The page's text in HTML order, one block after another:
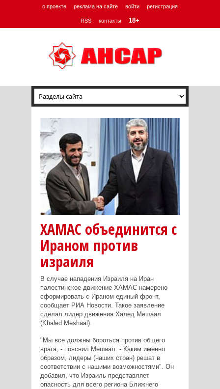
о проекте реклама на сайте войти регистрация
RSS контакты 18+
ХАМАС объединится с
Ираном против
израиля
В случае нападения Израиля на Иран
палестинское движение ХАМАС намерено
сформировать с Ираном единый фронт,
сообщает РИА Новости. Такое заявление
сделал лидер движения Халед Мешаал
(Khaled Meshaal).
"Мы все должны бороться против общего
врага, - пояснил Мешаал. - Каким именно
образом, лидеры (наших стран) решат в
соответствии с нашими возможностями". Он
добавил, что Израиль представляет
опасность для всего региона Ближнего